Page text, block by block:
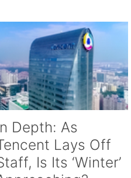
Depth: As
Lays Off
Is Its ‘Winter’